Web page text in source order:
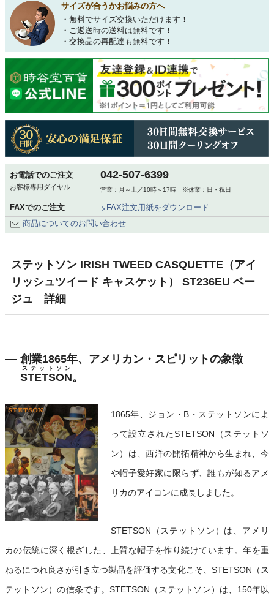
サイズが合うかお悩みの方へ
・無料でサイズ交換いただけます！
・ご返送時の送料は無料です！
・交換品の再配達も無料です！
お電話でのご注文
お客様専用ダイヤル
042-507-6399
営業：月～土／10時～17時 ※休業：日・祝日
FAXでのご注文
FAX注文用紙をダウンロード
商品についてのお問い合わせ
ステットソン IRISH TWEED CASQUETTE（アイ
リッシュツイード キャスケット） ST236EU ベー
ジュ 詳細
創業1865年、アメリカン・スピリットの象徴
STETSON
ステットソン
。
1865年、ジョン・B・ステットソンによ
って設立されたSTETSON（ステットソ
ン）は、西洋の開拓精神から生まれ、今
や帽子愛好家に限らず、誰もが知るアメ
リカのアイコンに成長しました。
STETSON（ステットソン）は、アメリ
カの伝統に深く根ざした、上質な帽子を作り続けています。年を重
ねるにつれ良さが引き立つ製品を評価する文化こそ、STETSON（ス
テットソン）の信条です。STETSON（ステットソン）は、150年以